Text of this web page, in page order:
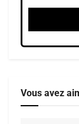
Vous avez